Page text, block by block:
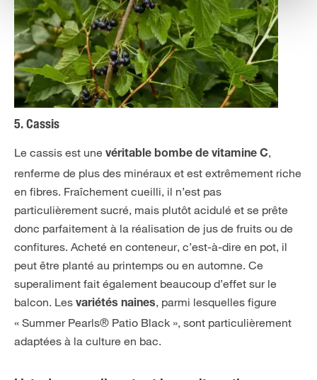
5. Cassis
Le cassis est une véritable bombe de vitamine C,
renferme de plus des minéraux et est extrêmement riche
en fibres. Fraîchement cueilli, il n’est pas
particulièrement sucré, mais plutôt acidulé et se prête
donc parfaitement à la réalisation de jus de fruits ou de
confitures. Acheté en conteneur, c’est-à-dire en pot, il
peut être planté au printemps ou en automne. Ce
superaliment fait également beaucoup d’effet sur le
balcon. Les variétés naines, parmi lesquelles figure
« Summer Pearls® Patio Black », sont particulièrement
adaptées à la culture en bac.